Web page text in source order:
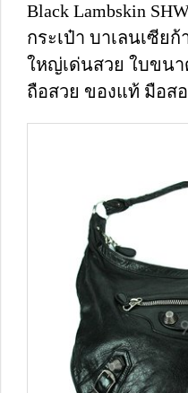
Black Lambskin
กระเป๋า บาเลนเซีย
ใหญ่เด่นสวย ใบขน
ถือสวย ของแท้ มือส